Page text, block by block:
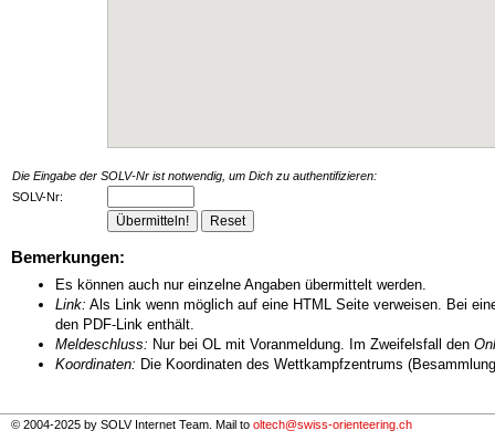
Die Eingabe der SOLV-Nr ist notwendig, um Dich zu authentifizieren:
SOLV-Nr:
Bemerkungen:
Es können auch nur einzelne Angaben übermittelt werden.
Link: Als Link wenn möglich auf eine HTML Seite verweisen. Bei
den PDF-Link enthält.
Meldeschluss: Nur bei OL mit Voranmeldung. Im Zweifelsfall den
Koordinaten: Die Koordinaten des Wettkampfzentrums
© 2004-2025 by SOLV Internet Team. Mail to oltech@swiss-orienteering.ch